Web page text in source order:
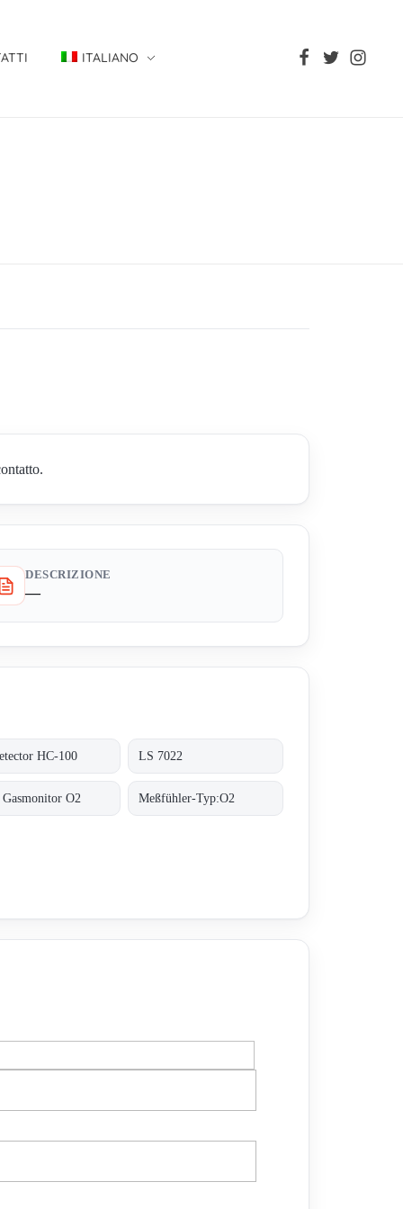
ITALIANO
DESCRIZIONE
—
HC-100 LS 7022
O2 Meßfühler-Typ:O2